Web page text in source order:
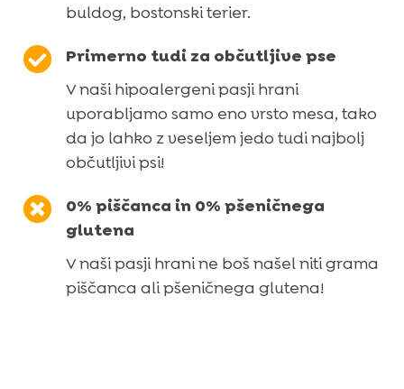
buldog, bostonski terier.

Primerno tudi za občutljive pse
V naši hipoalergeni pasji hrani
uporabljamo samo eno vrsto mesa, tako
da jo lahko z veseljem jedo tudi najbolj
občutljivi psi!

0% piščanca in 0% pšeničnega
glutena
V naši pasji hrani ne boš našel niti grama
piščanca ali pšeničnega glutena!